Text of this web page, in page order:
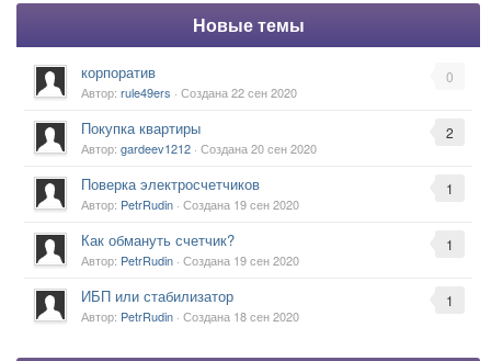
Новые темы
0
корпоратив
Автор: rule49ers · Создана22 сен 2020
2
Покупка квартиры
Автор: gardeev1212 · Создана20 сен 2020
1
Поверка электросчетчиков
Автор: PetrRudin · Создана 19 сен 2020
1
Как обмануть счетчик?
Автор: PetrRudin · Создана 19 сен 2020
1
ИБП или стабилизатор
Автор: PetrRudin · Создана 18 сен 2020